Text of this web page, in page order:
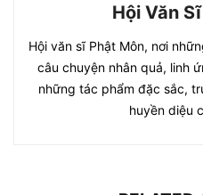
Hội Văn
Hội văn sĩ Phật Môn, nơi
câu chuyện nhân quả, linh
những tác phẩm đặc sắc,
huyền diệu